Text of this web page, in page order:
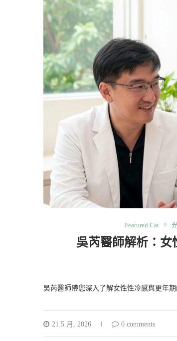
Featured Cat
吳芮醫師解析：女
吳芮醫師帶您深入了解女性性冷感與更年
21 5 月, 2026 0 comments